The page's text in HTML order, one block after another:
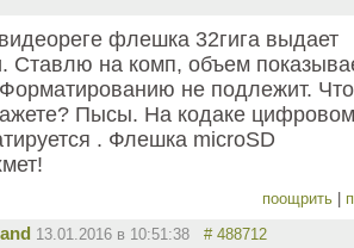
флешка 32гига выдает
Ставлю на комп, объем
не подлежит. Что
Пысы. На кодаке цифровом
. Флешка microSD
поощрить
13.01.2016 в 10:51:38 # 488712